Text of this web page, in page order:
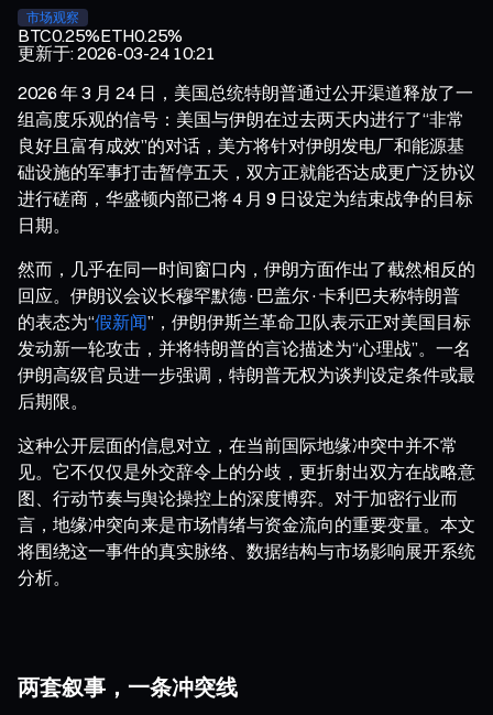
市场观察
BTC0.25%ETH0.25%
更新于:2026-03-24 10:21
2026 年 3 月 24 日，美国总统特朗普通过公开渠道释放了一
组高度乐观的信号：美国与伊朗在过去两天内进行了“非常
良好且富有成效”的对话，美方将针对伊朗发电厂和能源基
础设施的军事打击暂停五天，双方正就能否达成更广泛协议
进行磋商，华盛顿内部已将 4 月 9 日设定为结束战争的目标
日期。
然而，几乎在同一时间窗口内，伊朗方面作出了截然相反的
回应。伊朗议会议长穆罕默德·巴盖尔·卡利巴夫称特朗普
的表态为“假新闻”，伊朗伊斯兰革命卫队表示正对美国目标
发动新一轮攻击，并将特朗普的言论描述为“心理战”。一名
伊朗高级官员进一步强调，特朗普无权为谈判设定条件或最
后期限。
这种公开层面的信息对立，在当前国际地缘冲突中并不常
见。它不仅仅是外交辞令上的分歧，更折射出双方在战略意
图、行动节奏与舆论操控上的深度博弈。对于加密行业而
言，地缘冲突向来是市场情绪与资金流向的重要变量。本文
将围绕这一事件的真实脉络、数据结构与市场影响展开系统
分析。
两套叙事，一条冲突线